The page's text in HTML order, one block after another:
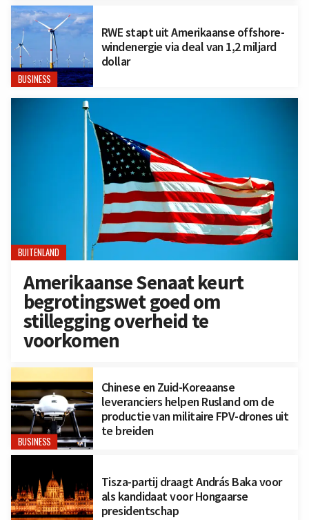
BUSINESS
RWE stapt uit Amerikaanse offshore-
windenergie via deal van 1,2 miljard
dollar
BUITENLAND
Amerikaanse Senaat keurt
begrotingswet goed om
stillegging overheid te
voorkomen
BUSINESS
Chinese en Zuid-Koreaanse
leveranciers helpen Rusland om de
productie van militaire FPV-drones uit
te breiden
Tisza-partij draagt András Baka voor
als kandidaat voor Hongaarse
presidentschap